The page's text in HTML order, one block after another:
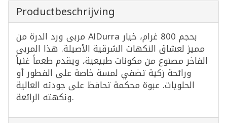
Productbeschrijving
مربى ورد الدرة من AlDurra بحجم 800 غرام، خيار
مميز لعشاق النكهات الشرقية الأصيلة. هذا المربى
الفاخر مصنوع من مكونات طبيعية، ويقدم طعماً غنياً
ورائحة زكية تضفي لمسة خاصة على الفطور أو
الحلويات. عبوة محكمة تحافظ على جودته العالية
ونكهته الرائعة.